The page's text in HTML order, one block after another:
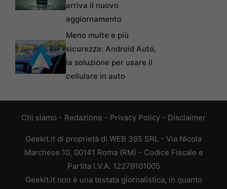
arriva il nuovo
aggiornamento
Meno multe e più
sicurezza: Android Auto,
la soluzione per usare il
cellulare in auto
Chi siamo - Redazione - Privacy Policy - Disclaimer
Geekit.it di proprietà di WEB 365 SRL - Via Nicola
Marchese 10, 00141 Roma (RM) - Codice Fiscale e
Partita I.V.A. 12279101005
Geekit.it non è una testata giornalistica, in quanto